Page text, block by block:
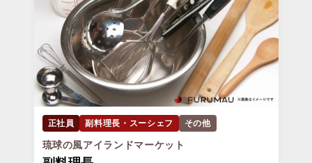
正社員 副料理長・スーシェフ その他
琉球の風アイランドマーケット